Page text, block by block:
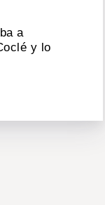
a
y lo